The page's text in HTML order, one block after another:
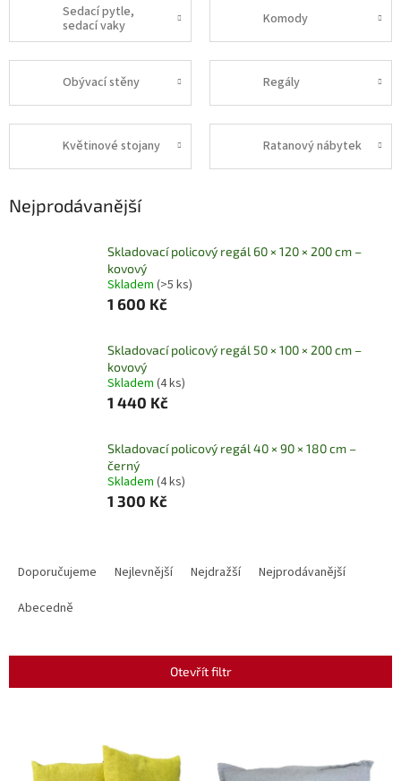
Sedací pytle,
sedací vaky
Komody
Obývací stěny Regály
Květinové stojany Ratanový nábytek
Nejprodávanější
Skladovací policový regál 60 × 120 × 200 cm –
kovový
Skladem (>5 ks)
1 600 Kč
Skladovací policový regál 50 × 100 × 200 cm –
kovový
Skladem (4 ks)
1 440 Kč
Skladovací policový regál 40 × 90 × 180 cm –
černý
Skladem (4 ks)
1 300 Kč
r
Doporučujeme Nejlevnější Nejdražší
Nejprodávanější
Abecedně
Otevřít filtr